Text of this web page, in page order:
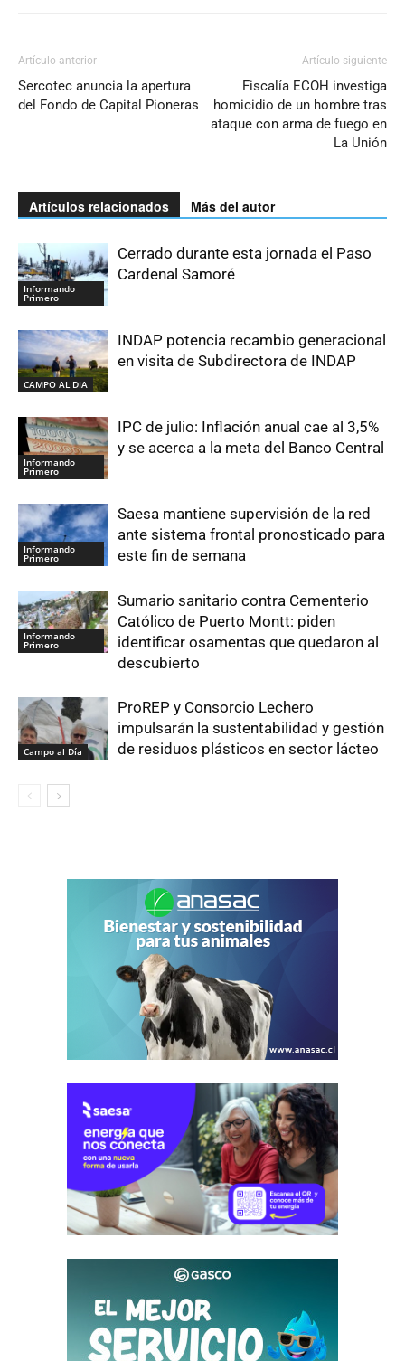
Artículo anterior
Sercotec anuncia la apertura
del Fondo de Capital Pioneras
Artículo siguiente
Fiscalía ECOH investiga
homicidio de un hombre tras
ataque con arma de fuego en
La Unión
Artículos relacionados Más del autor
Informando
Primero
Cerrado durante esta jornada el Paso
Cardenal Samoré
CAMPO AL DIA
INDAP potencia recambio generacional
en visita de Subdirectora de INDAP
Informando
Primero
IPC de julio: Inflación anual cae al 3,5%
y se acerca a la meta del Banco Central
Informando
Primero
Saesa mantiene supervisión de la red
ante sistema frontal pronosticado para
este fin de semana
Informando
Primero
Sumario sanitario contra Cementerio
Católico de Puerto Montt: piden
identificar osamentas que quedaron al
descubierto
Campo al Día
ProREP y Consorcio Lechero
impulsarán la sustentabilidad y gestión
de residuos plásticos en sector lácteo